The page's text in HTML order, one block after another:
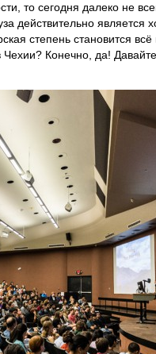
то сегодня далеко не
действительно является
степень становится
Чехии? Конечно, да!